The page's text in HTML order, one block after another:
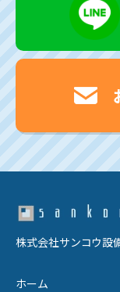
株式会社サンコウ設
ホーム